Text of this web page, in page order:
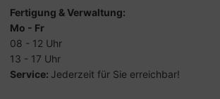
Fertigung & Verwaltung:
Mo - Fr
08 - 12 Uhr
13 - 17 Uhr
Service: Jederzeit für Sie erreichbar!